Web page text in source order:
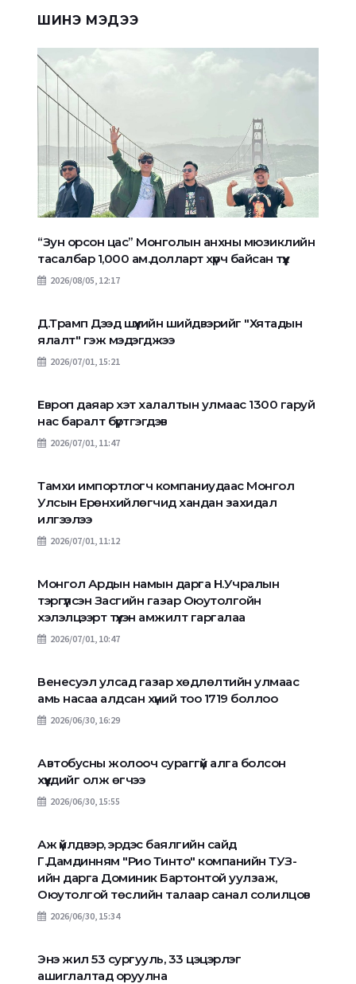
ШИНЭ МЭДЭЭ
“Зун орсон цас” Монголын анхны мюзиклийн
тасалбар 1,000 ам.долларт хүрч байсан түүх
2026/08/05, 12:17
Д.Трамп Дээд шүүхийн шийдвэрийг "Хятадын
ялалт" гэж мэдэгджээ
2026/07/01, 15:21
Европ даяар хэт халалтын улмаас 1300 гаруй
нас баралт бүртгэгдэв
2026/07/01, 11:47
Тамхи импортлогч компаниудаас Монгол
Улсын Ерөнхийлөгчид хандан захидал
илгээлээ
2026/07/01, 11:12
Монгол Ардын намын дарга Н.Учралын
тэргүүлсэн Засгийн газар Оюутолгойн
хэлэлцээрт түүхэн амжилт гаргалаа
2026/07/01, 10:47
Венесуэл улсад газар хөдлөлтийн улмаас
амь насаа алдсан хүний тоо 1719 боллоо
2026/06/30, 16:29
Автобусны жолооч сураггүй алга болсон
хүүхдийг олж өгчээ
2026/06/30, 15:55
Аж үйлдвэр, эрдэс баялгийн сайд
Г.Дамдинням "Рио Тинто" компанийн ТУЗ-
ийн дарга Доминик Бартонтой уулзаж,
Оюутолгой төслийн талаар санал солилцов
2026/06/30, 15:34
Энэ жил 53 сургууль, 33 цэцэрлэг
ашиглалтад оруулна